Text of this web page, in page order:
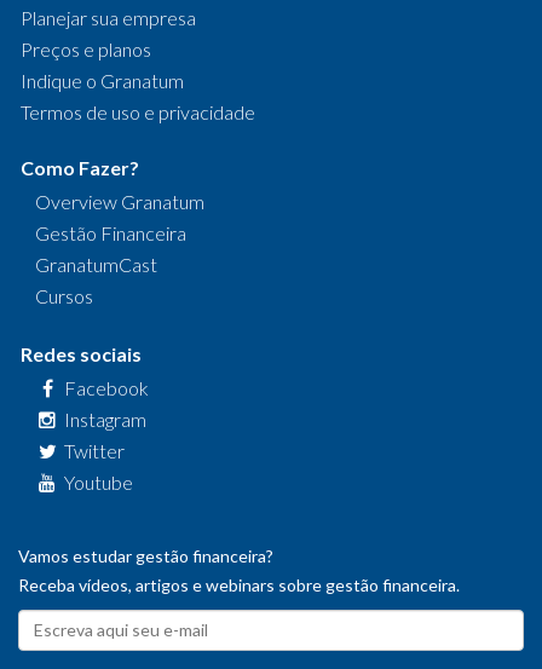
Planejar sua empresa
Preços e planos
Indique o Granatum
Termos de uso e privacidade
Como Fazer?
Overview Granatum
Gestão Financeira
GranatumCast
Cursos
Redes sociais
Facebook
Instagram
Twitter
Youtube
Vamos estudar gestão financeira?
Receba vídeos, artigos e webinars sobre gestão financeira.